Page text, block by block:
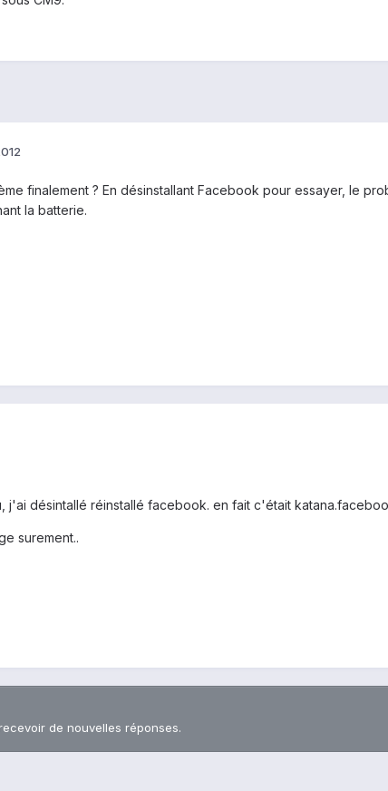
finalement ? En désinstallant Facebook pour essayer, le
la batterie.
j'ai désintallé réinstallé facebook. en fait c'était
surement..
de nouvelles réponses.